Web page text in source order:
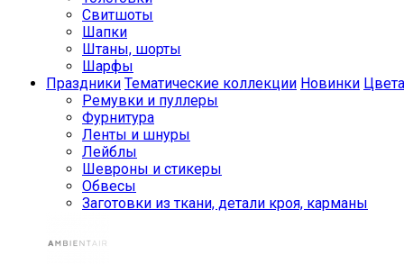
Свитшоты
Шапки
Штаны, шорты
Шарфы
Праздники Тематические коллекции Новинки Цвета
Ремувки и пуллеры
Фурнитура
Ленты и шнуры
Лейблы
Шевроны и стикеры
Обвесы
Заготовки из ткани, детали кроя, карманы